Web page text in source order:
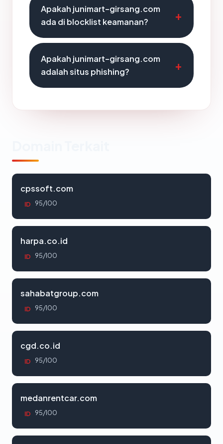
Apakah junimart-girsang.com
ada di blocklist keamanan?
Apakah junimart-girsang.com
adalah situs phishing?
cpssoft.com
ID 95/100
harpa.co.id
ID 95/100
sahabatgroup.com
ID 95/100
cgd.co.id
ID 95/100
medanrentcar.com
ID 95/100